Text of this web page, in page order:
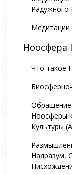
Радужного
Медитации
Ноосфера
Что такое
Обращение
Ноосферы
Культуры
Надразум,